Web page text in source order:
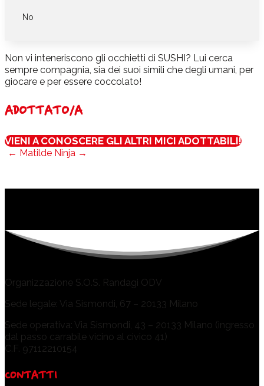
No
Non vi inteneriscono gli occhietti di SUSHI? Lui cerca
sempre compagnia, sia dei suoi simili che degli umani, per
giocare e per essere coccolato!
ADOTTATO/A
VIENI A CONOSCERE GLI ALTRI MICI ADOTTABILI!
← Matilde Ninja →
Organizzazione S.O.S. Randagi ODV
Sede legale: Via Sismondi, 67 – 20133 Milano
Sede operativa: Via Sismondi, 43 – 20133 Milano (ingresso
dal passo carrabile vicino al civico 41)
C.F. 97112210154
CONTATTI